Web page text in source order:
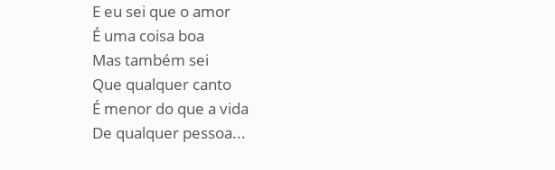
E eu sei que o amor
É uma coisa boa
Mas também sei
Que qualquer canto
É menor do que a vida
De qualquer pessoa...